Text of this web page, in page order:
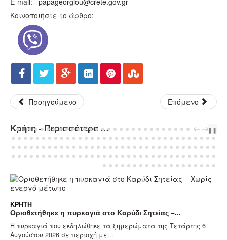
Κοινοποιήστε το άρθρο:
Προηγούμενο Επόμενο
Κρήτη - Περισσότερα Άρθρα... PREVNEXT
❚❚
ΚΡΉΤΗ
Οριοθετήθηκε η πυρκαγιά στο Καρύδι Σητείας –...
Η πυρκαγιά που εκδηλώθηκε τα ξημερώματα της Τετάρτης 6
Αυγούστου 2026 σε περιοχή με...